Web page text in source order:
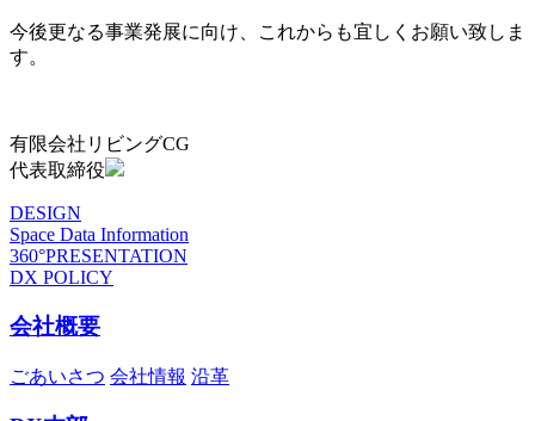
今後更なる事業発展に向け、これからも宜しくお願い致しま
す。
有限会社リビングCG
代表取締役
DESIGN
Space Data Information
360°PRESENTATION
DX POLICY
会社概要
ごあいさつ 会社情報 沿革